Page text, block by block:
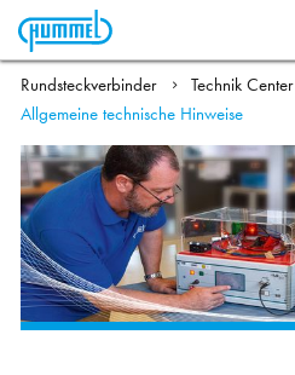
Rundsteckverbinder
Technik Center
Allgemeine technische Hinweise